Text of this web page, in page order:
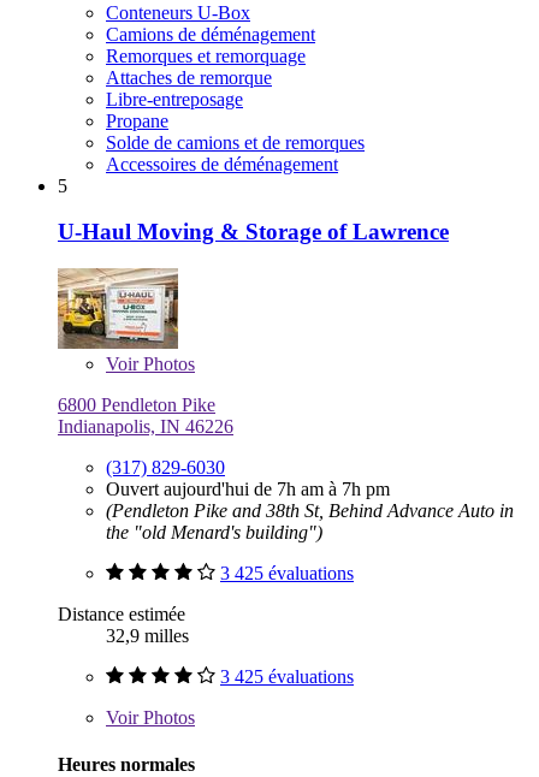
Conteneurs U-Box
Camions de déménagement
Remorques et remorquage
Attaches de remorque
Libre-entreposage
Propane
Solde de camions et de remorques
Accessoires de déménagement
5
U-Haul Moving & Storage of Lawrence
VoirPhotos
6800 Pendleton Pike
Indianapolis, IN 46226
(317) 829-6030
Ouvert aujourd'hui de 7h am à 7h pm
(Pendleton Pike and 38th St, Behind Advance Auto in
the "old Menard's building")
3 425 évaluations
Distance estimée
32,9 milles
3 425 évaluations
VoirPhotos
Heures normales